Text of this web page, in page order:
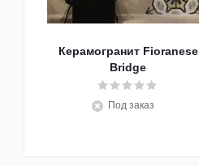
Керамогранит Fioranese
Bridge
Под заказ